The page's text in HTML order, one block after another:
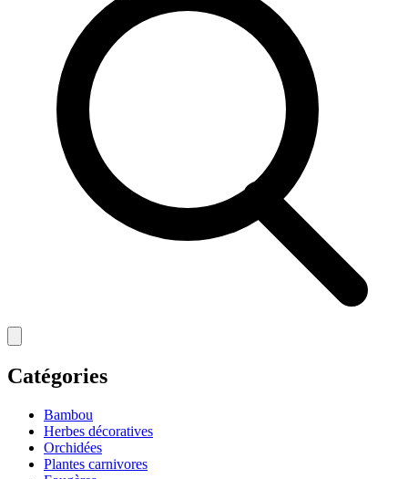
Catégories
Bambou
Herbes décoratives
Orchidées
Plantes carnivores